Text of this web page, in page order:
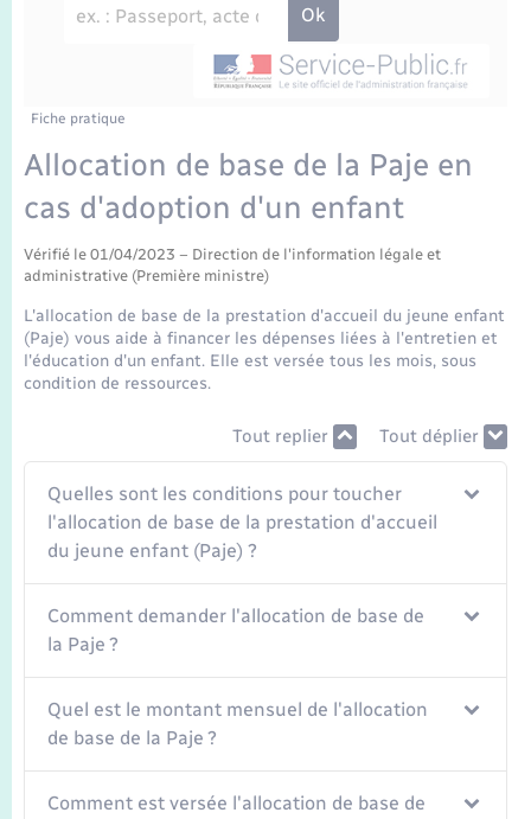
Etat-civil - Papiers - Citoyenneté
Parrainage civil
Concessions funéraires
Nouvel habitant
Numérique
Organisation d’événement
Seniors
Transports
Transports scolaires
Voirie et espace public
Travaux - Autorisation d’occupation de l’espace
Plan interactif
Fiche pratique
Allocation de base de la Paje en
cas d'adoption d'un enfant
Vérifié le 01/04/2023 – Direction de l'information légale et
administrative (Première ministre)
L'allocation de base de la prestation d'accueil du jeune enfant
(Paje) vous aide à financer les dépenses liées à l'entretien et
l'éducation d'un enfant. Elle est versée tous les mois, sous
condition de ressources.
Tout replier Tout déplier
Quelles sont les conditions pour toucher
l'allocation de base de la prestation d'accueil
du jeune enfant (Paje) ?
Comment demander l'allocation de base de
la Paje ?
Quel est le montant mensuel de l'allocation
de base de la Paje ?
Comment est versée l'allocation de base de